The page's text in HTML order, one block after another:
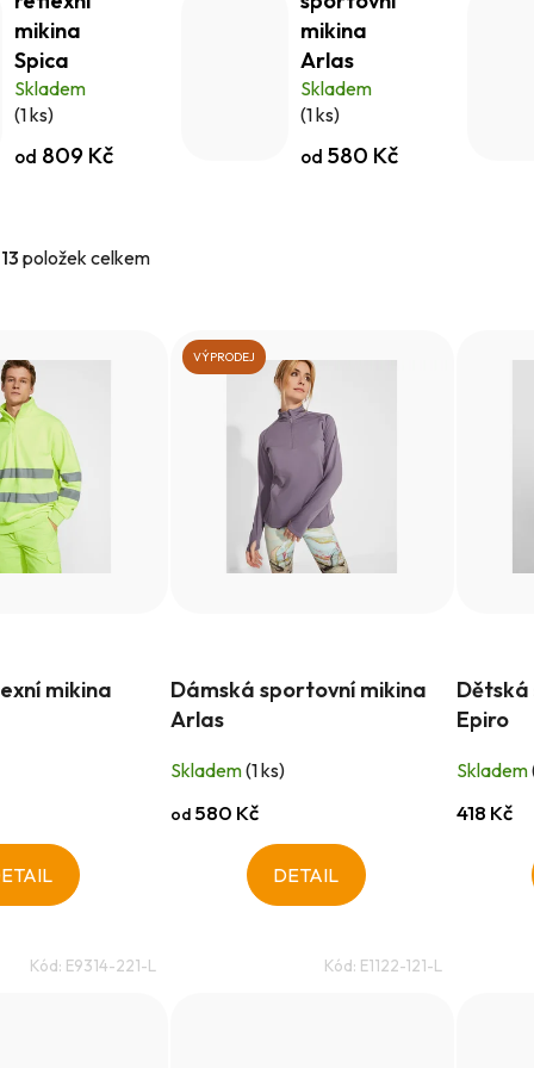
mikina
Spica
Skladem
(1 ks)
od 809 Kč
mikina
Arlas
Skladem
(1 ks)
od 580 Kč
13 položek celkem
mikina
Kód: E9314-221-L
VÝPRODEJ
Dámská sportovní mikina
Arlas
Skladem(1 ks)
od580 Kč
DETAIL
Kód: E1122-121-L
Epiro
Skladem
418 Kč